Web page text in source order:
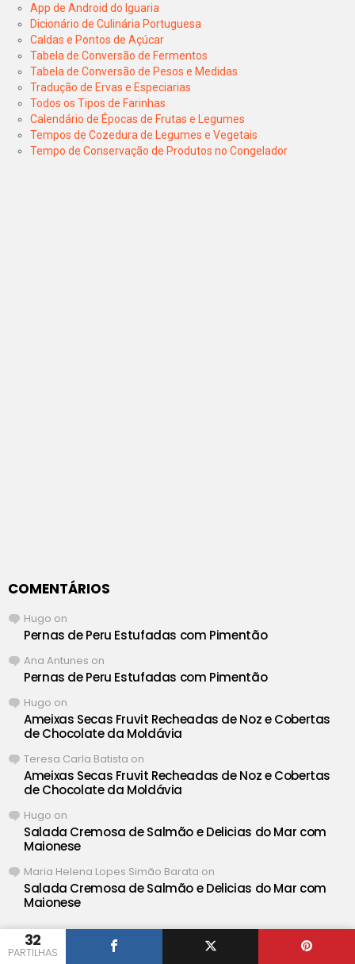
32
PARTILHAS
App de Android do Iguaria
Dicionário de Culinária Portuguesa
Caldas e Pontos de Açúcar
Tabela de Conversão de Fermentos
Tabela de Conversão de Pesos e Medidas
Tradução de Ervas e Especiarias
Todos os Tipos de Farinhas
Calendário de Épocas de Frutas e Legumes
Tempos de Cozedura de Legumes e Vegetais
Tempo de Conservação de Produtos no Congelador
COMENTÁRIOS
Hugo on
Pernas de Peru Estufadas com Pimentão
Ana Antunes on
Pernas de Peru Estufadas com Pimentão
Hugo on
Ameixas Secas Fruvit Recheadas de Noz e Cobertas
de Chocolate da Moldávia
Teresa Carla Batista on
Ameixas Secas Fruvit Recheadas de Noz e Cobertas
de Chocolate da Moldávia
Hugo on
Salada Cremosa de Salmão e Delicias do Mar com
Maionese
Maria Helena Lopes Simão Barata on
Salada Cremosa de Salmão e Delicias do Mar com
Maionese